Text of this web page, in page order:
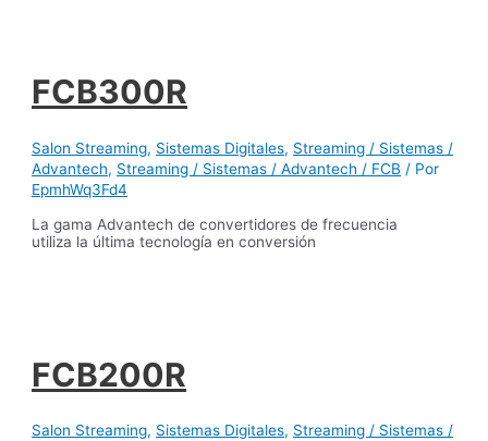
FCB300R
Salon Streaming, Sistemas Digitales, Streaming / Sistemas /
Advantech, Streaming / Sistemas / Advantech / FCB / Por
EpmhWq3Fd4
La gama Advantech de convertidores de frecuencia
utiliza la última tecnología en conversión
FCB200R
Salon Streaming, Sistemas Digitales, Streaming / Sistemas /